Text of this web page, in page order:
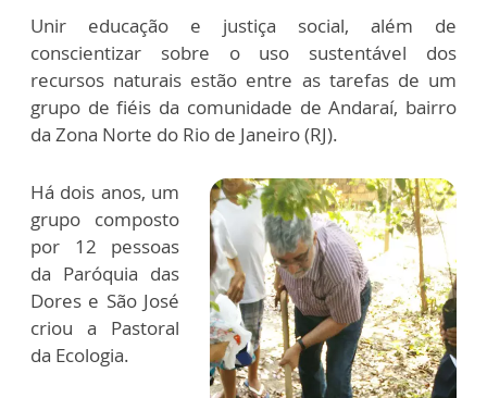
Unir educação e justiça social, além de
conscientizar sobre o uso sustentável dos
recursos naturais estão entre as tarefas de um
grupo de fiéis da comunidade de Andaraí, bairro
da Zona Norte do Rio de Janeiro (RJ).
Há dois anos, um
grupo composto
por 12 pessoas
da Paróquia das
Dores e São José
criou a Pastoral
da Ecologia.